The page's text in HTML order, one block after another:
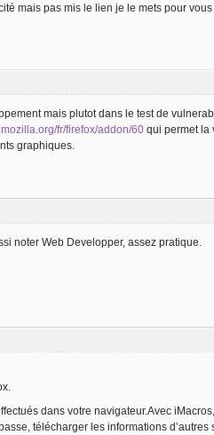
mais pas mis le lien je le mets pour
mais plutot dans le test de
fr/firefox/addon/60 qui permet la
graphiques.
noter Web Developper, assez pratique.
dans votre navigateur.Avec
télécharger les informations